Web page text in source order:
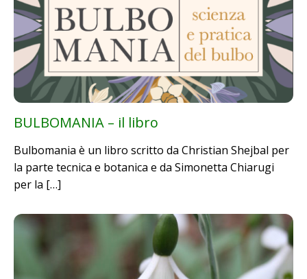
BULBOMANIA – il libro
Bulbomania è un libro scritto da Christian Shejbal per
la parte tecnica e botanica e da Simonetta Chiarugi
per la […]